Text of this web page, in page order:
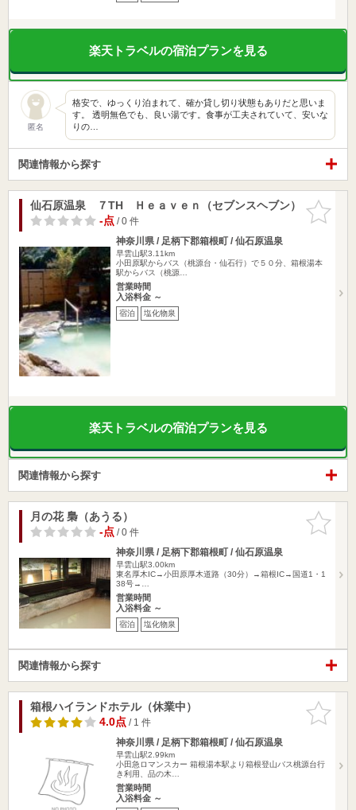
楽天トラベルの宿泊プランを見る
匿名
格安で、ゆっくり泊まれて、確か貸し切り状態もありだと思いま
す。 透明無色でも、良い湯です。食事が工夫されていて、安いな
りの…
関連情報から探す
お気に入
りに追加
仙石原温泉 ７TH Ｈｅａｖｅｎ（セブンスヘブン）
-点/ 0 件
神奈川県 / 足柄下郡箱根町 / 仙石原温泉
早雲山駅3.11km
小田原駅からバス（桃源台・仙石行）で５０分、箱根湯本
駅からバス（桃源…
営業時間
入浴料金 ～
宿泊 塩化物泉
楽天トラベルの宿泊プランを見る
関連情報から探す
お気に入
りに追加
月の花 梟（あうる）
-点/ 0 件
神奈川県 / 足柄下郡箱根町 / 仙石原温泉
早雲山駅3.00km
東名厚木IC→小田原厚木道路（30分）→箱根IC→国道1・1
38号→…
営業時間
入浴料金 ～
宿泊 塩化物泉
関連情報から探す
お気に入
りに追加
箱根ハイランドホテル（休業中）
4.0点/ 1 件
神奈川県 / 足柄下郡箱根町 / 仙石原温泉
早雲山駅2.99km
小田急ロマンスカー 箱根湯本駅より箱根登山バス桃源台行
き利用、品の木…
営業時間
入浴料金 ～